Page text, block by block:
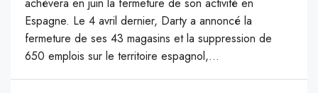
Espagne. Le 4 avril dernier, Darty a annoncé la
fermeture de ses 43 magasins et la suppression de
650 emplois sur le territoire espagnol,...